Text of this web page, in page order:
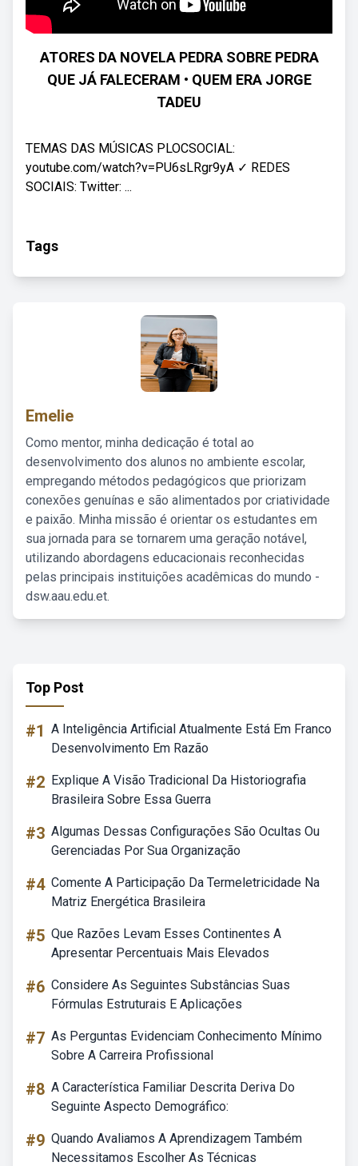
ATORES DA NOVELA PEDRA SOBRE PEDRA
QUE JÁ FALECERAM • QUEM ERA JORGE
TADEU
TEMAS DAS MÚSICAS PLOCSOCIAL:
youtube.com/watch?v=PU6sLRgr9yA ✓ REDES
SOCIAIS: Twitter: ...
Tags
Emelie
Como mentor, minha dedicação é total ao
desenvolvimento dos alunos no ambiente escolar,
empregando métodos pedagógicos que priorizam
conexões genuínas e são alimentados por criatividade
e paixão. Minha missão é orientar os estudantes em
sua jornada para se tornarem uma geração notável,
utilizando abordagens educacionais reconhecidas
pelas principais instituições acadêmicas do mundo -
dsw.aau.edu.et.
Top Post
#1 A Inteligência Artificial Atualmente Está Em Franco
Desenvolvimento Em Razão
#2 Explique A Visão Tradicional Da Historiografia
Brasileira Sobre Essa Guerra
#3 Algumas Dessas Configurações São Ocultas Ou
Gerenciadas Por Sua Organização
#4 Comente A Participação Da Termeletricidade Na
Matriz Energética Brasileira
#5 Que Razões Levam Esses Continentes A
Apresentar Percentuais Mais Elevados
#6 Considere As Seguintes Substâncias Suas
Fórmulas Estruturais E Aplicações
#7 As Perguntas Evidenciam Conhecimento Mínimo
Sobre A Carreira Profissional
#8 A Característica Familiar Descrita Deriva Do
Seguinte Aspecto Demográfico:
#9 Quando Avaliamos A Aprendizagem Também
Necessitamos Escolher As Técnicas